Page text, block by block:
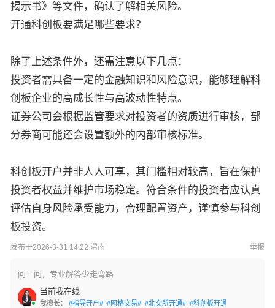
揭示书》等文件，确认了解相关风险。
开通科创板要满足哪些要求？
除了上述条件外，还需注意以下几点：
投资者需具备一定的金融知识和风险意识，能够理解科
创板企业的高成长性与高波动性特点。
证券公司会根据监管要求对投资者的资质进行审核，部
分券商可能还会设置额外的内部审核标准。
科创板开户并非人人可享，其门槛相对较高，旨在保护
投资者权益并维护市场稳定。符合条件的投资者应认真
评估自身风险承受能力，合理配置资产，谨慎参与科创
板投资。
发布于2026-3-31 14:22 渭南 举报
问一问，专业解答少走弯路
当前我在线
我擅长： #指导开户# #网格交易# #北交所开通# #科创板开通#